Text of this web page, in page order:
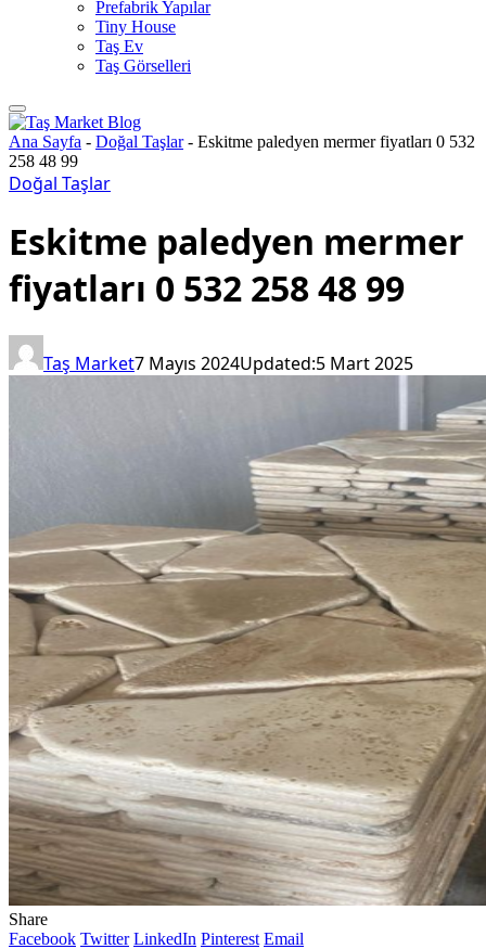
Prefabrik Yapılar
Tiny House
Taş Ev
Taş Görselleri
Ana Sayfa - Doğal Taşlar- Eskitme paledyen mermer fiyatları 0 532
258 48 99
Doğal Taşlar
Eskitme paledyen mermer
fiyatları 0 532 258 48 99
Taş Market7 Mayıs 2024Updated:5 Mart 2025
Share
Facebook Twitter LinkedIn Pinterest Email